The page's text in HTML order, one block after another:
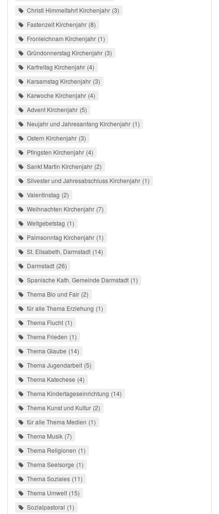
Christi Himmelfahrt Kirchenjahr 3
Fastenzeit Kirchenjahr 8
Fronleichnam Kirchenjahr 1
Gründonnerstag Kirchenjahr 3
Karfreitag Kirchenjahr 4
Karsamstag Kirchenjahr 3
Karwoche Kirchenjahr 4
Advent Kirchenjahr 5
Neujahr und Jahresanfang Kirchenjahr 1
Ostern Kirchenjahr 3
Pfingsten Kirchenjahr 4
Sankt Martin Kirchenjahr 2
Silvester und Jahresabschluss Kirchenjahr 1
Valentinstag 2
Weihnachten Kirchenjahr 7
Weltgebetstag 1
Palmsonntag Kirchenjahr 1
St. Elisabeth, Darmstadt 14
Darmstadt 26
Spanische Kath. Gemeinde Darmstadt 1
Thema Bio und Fair 2
für alle Thema Erziehung 1
Thema Flucht 1
Thema Frieden 1
Thema Glaube 14
Thema Jugendarbeit 5
Thema Katechese 4
Thema Kindertageseinrichtung 14
Thema Kunst und Kultur 2
für alle Thema Medien 1
Thema Musik 7
Thema Religionen 1
Thema Seelsorge 1
Thema Soziales 11
Thema Umwelt 15
Sozialpastoral 1